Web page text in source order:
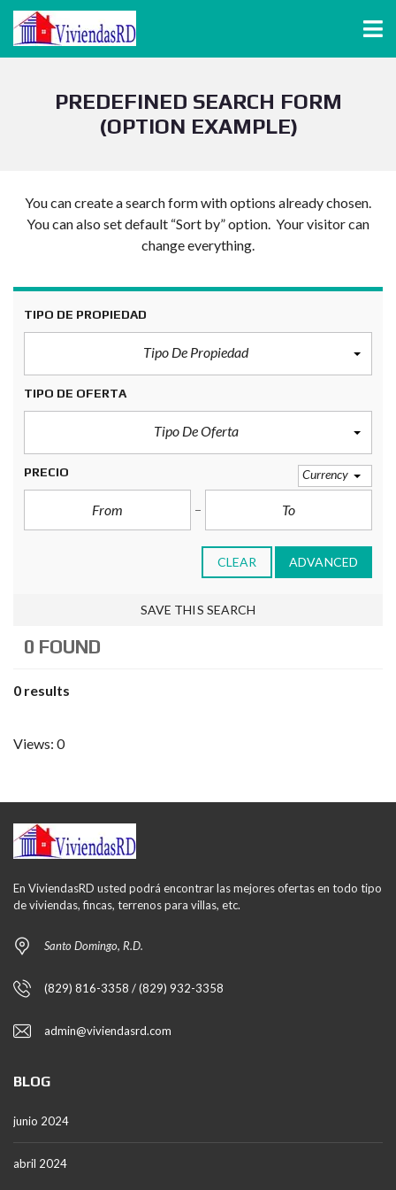
PREDEFINED SEARCH FORM
(OPTION EXAMPLE)
You can create a search form with options already chosen.
You can also set default “Sort by” option. Your visitor can
change everything.
TIPO DE PROPIEDAD
Tipo De Propiedad
TIPO DE OFERTA
Tipo De Oferta
PRECIO Currency
CLEAR ADVANCED
SAVE THIS SEARCH
0 FOUND
0 results
Views: 0
En ViviendasRD usted podrá encontrar las mejores ofertas en todo tipo
de viviendas, fincas, terrenos para villas, etc.
Santo Domingo, R.D.
(829) 816-3358 / (829) 932-3358
admin@viviendasrd.com
BLOG
junio 2024
abril 2024